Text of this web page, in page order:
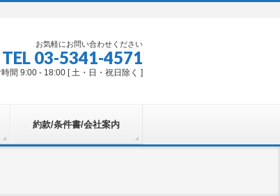
お気軽にお問い合わせください
TEL 03-5341-4571
間 9:00 - 18:00 [ 土・日・祝日除く ]
約款/条件書/会社案内